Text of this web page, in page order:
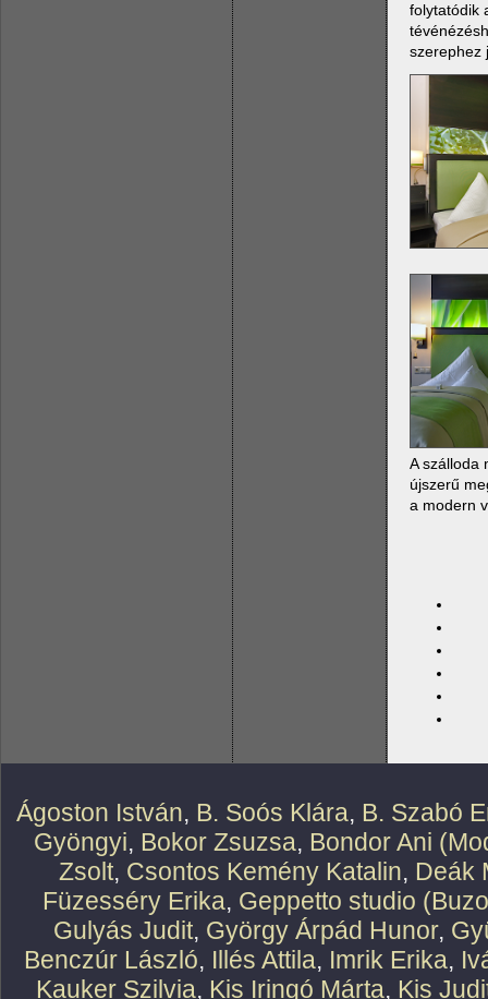
folytatódik
szerephez
A szálloda
újszerű
a modern
Ágoston István, B. Soós Klára, B. Szabó
Gyöngyi, Bokor Zsuzsa, Bondor Ani
Zsolt, Csontos Kemény Katalin, Deák
Füzesséry Erika, Geppetto studio
Gulyás Judit, György Árpád Hunor,
Benczúr László, Illés Attila, Imrik Erika,
Kauker Szilvia, Kis Iringó Márta, Kis